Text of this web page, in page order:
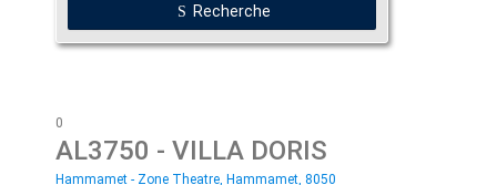
Recherche
0
AL3750 - VILLA DORIS
Hammamet - Zone Theatre, Hammamet, 8050